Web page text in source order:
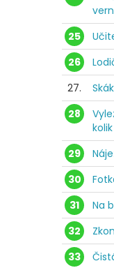
25
26
27.
28
29
30
31
Na
32
33